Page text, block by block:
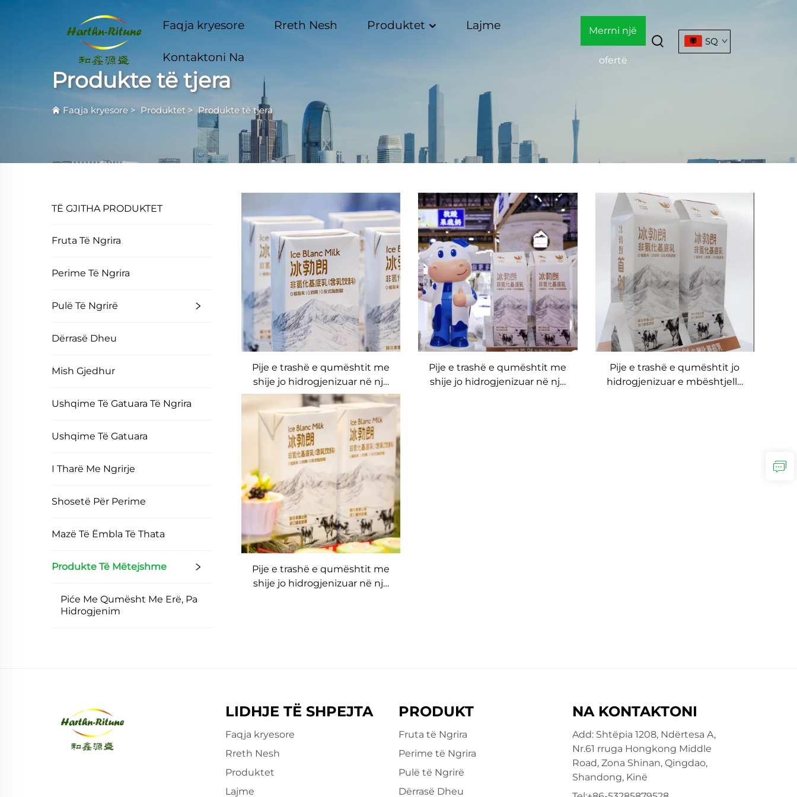
Faqja kryesore Rreth Nesh Produktet Lajme
Kontaktoni Na
Merrni një
ofertë
SQ
Produkte të tjera
Faqja kryesore > Produktet > Produkte të tjera
TË GJITHA PRODUKTET
Fruta Të Ngrira
Perime Të Ngrira
Pulë Të Ngrirë
Dërrasë Dheu
Mish Gjedhur
Ushqime Të Gatuara Të Ngrira
Ushqime Të Gatuara
I Tharë Me Ngrirje
Shosetë Për Perime
Mazë Të Ëmbla Të Thata
Produkte Të Mëtejshme
Piće Me Qumësht Me Erë, Pa
Hidrogjenim
Pije e trashë e qumështit me
shije jo hidrogjenizuar në një
kuti produkt premium i
qumështit të përpunuar
Pije e trashë e qumështit me
shije jo hidrogjenizuar në një
Pije e trashë e qumështit jo
hidrogjenizuar e mbështjellë
Pije e trashë e qumështit me
shije jo hidrogjenizuar në një
LIDHJE TË SHPEJTA
Faqja kryesore
Rreth Nesh
Produktet
Lajme
PRODUKT
Fruta të Ngrira
Perime të Ngrira
Pulë të Ngrirë
Dërrasë Dheu
NA KONTAKTONI
Add: Shtëpia 1208, Ndërtesa A,
Nr.61 rruga Hongkong Middle
Road, Zona Shinan, Qingdao,
Shandong, Kinë